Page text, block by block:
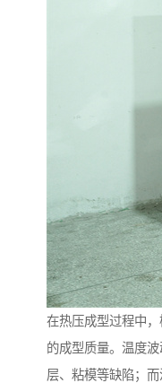
在热压成型过程中
的成型质量。温度
层、粘模等缺陷；